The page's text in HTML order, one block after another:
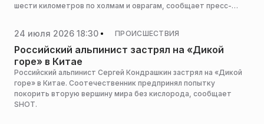
шести километров по холмам и оврагам, сообщает пресс-
24 июля 2026 18:30 ПРОИСШЕСТВИЯ
Российский альпинист застрял на «Дикой
горе» в Китае
Российский альпинист Сергей Кондрашкин застрял на «Дикой
горе» в Китае. Соотечественник предпринял попытку
покорить вторую вершину мира без кислорода, сообщает
SHOT.